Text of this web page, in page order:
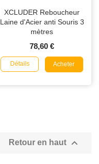
XCLUDER Reboucheur
Laine d'Acier anti Souris 3
mètres
78,60 €
Détails Acheter
Retour en haut 